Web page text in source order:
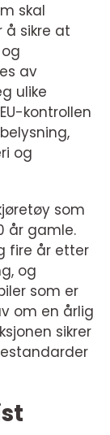
skal
sikre at
av
ulike
kontrollen
og
som
år gamle.
fire år etter
og
som er
om en årlig
sikrer